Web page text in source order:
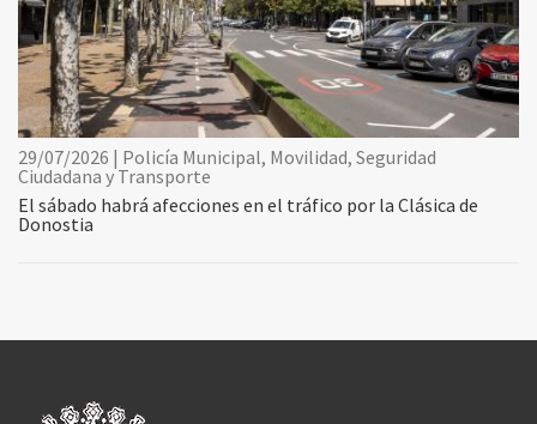
29/07/2026 | Policía Municipal, Movilidad, Seguridad
Ciudadana y Transporte
El sábado habrá afecciones en el tráfico por la Clásica de
Donostia